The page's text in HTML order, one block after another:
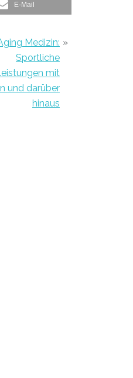
E-Mail
Medizin:
Sportliche
mit
und darüber
hinaus
»